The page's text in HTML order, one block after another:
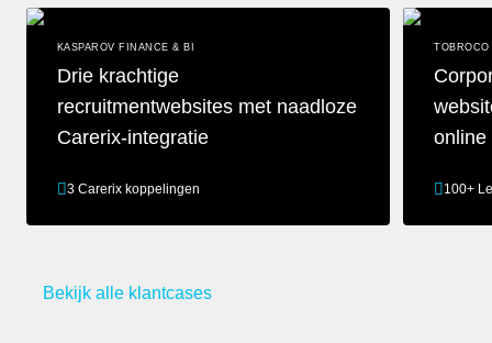
KASPAROV FINANCE & BI
Drie krachtige
recruitmentwebsites met naadloze
Carerix-integratie
3 Carerix koppelingen
online
100+
Bekijk alle klantcases